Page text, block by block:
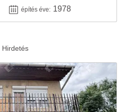
építés éve: 1978